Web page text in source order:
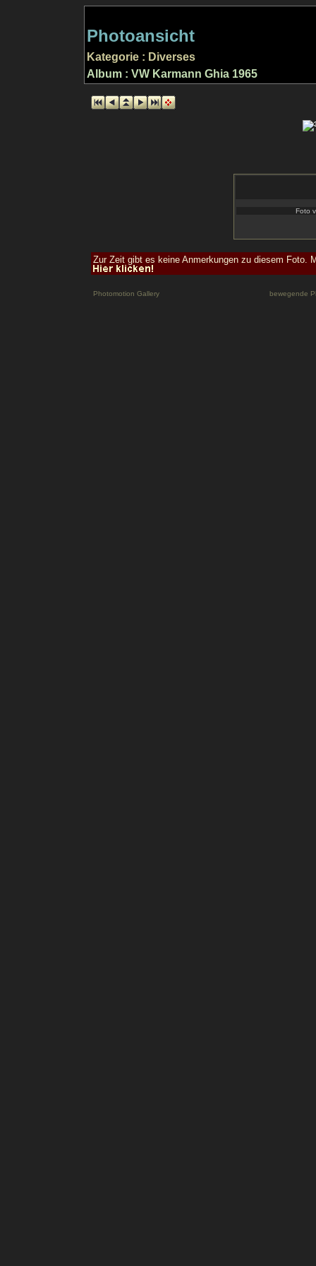
Photoansicht
Kategorie : Diverses
Album : VW Karmann Ghia 1965
Foto
Zur Zeit gibt es keine Anmerkungen zu diesem Foto.
Photomotion Gallery bewegende